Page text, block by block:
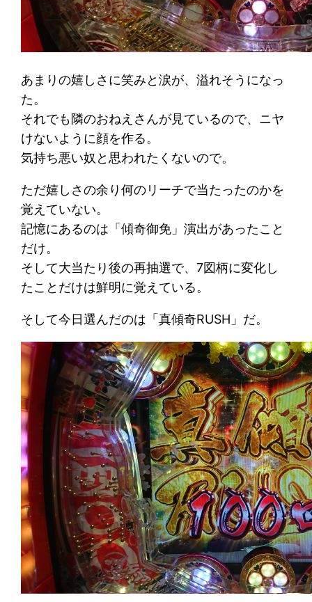
あまりの嬉しさに笑みと涙が、溢れそうになっ
た。
それでも隣のおねえさんが見ているので、ニヤ
けないように顔を作る。
気持ち悪い奴と思われたくないので。
ただ嬉しさの余り何のリーチで当たったのかを
覚えていない。
記憶にあるのは「傾奇御免」演出があったこと
だけ。
そして大当たり後の再抽選で、7図柄に変化し
たことだけは鮮明に覚えている。
そして今日選んだのは「真傾奇RUSH」だ。